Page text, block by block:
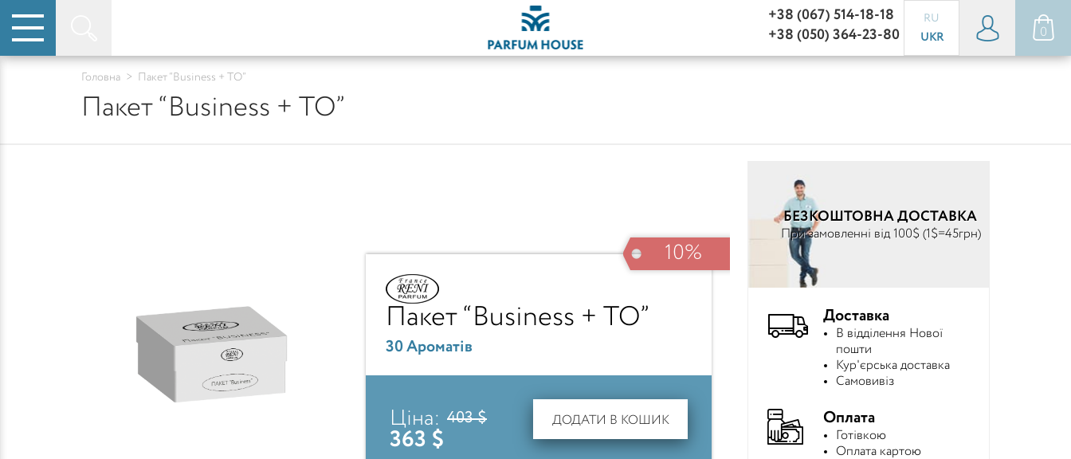
0
RU
UKR
+38 (067) 514-18-18
+38 (050) 364-23-80
Головна > Пакет “Business + ТО”
Пакет “Business + ТО”
Пакет “Business + ТО”
30 Ароматів
Ціна: 403 $
363 $
ДОДАТИ В КОШИК
10%
БЕЗКОШТОВНА ДОСТАВКА
При замовленні від 100$ (1$=45грн)
Доставка
В відділення Нової
пошти
Кур'єрська доставка
Самовивіз
Оплата
Готівкою
Оплата картою